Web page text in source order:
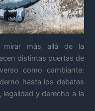
mirar más allá de la
distintas puertas de
como cambiante:
hasta los debates
y derecho a la